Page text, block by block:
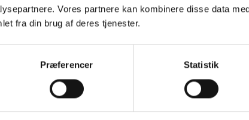
Vores partnere kan kombinere disse data
fra din brug af deres tjenester.
Præferencer Statistik
samt morgenbrød, frokostsandwich, kaffe/te, og vand.
elektronisk (PDF), som du så selv kan downloade.
Læs mere her:
et par dage før kursets afholdelse.